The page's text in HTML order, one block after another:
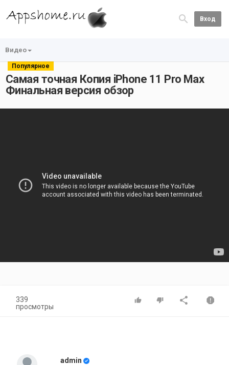
Вход
Видео
Популярное
Самая точная Копия iPhone 11 Pro Max
Финальная версия обзор
339
просмотры
admin